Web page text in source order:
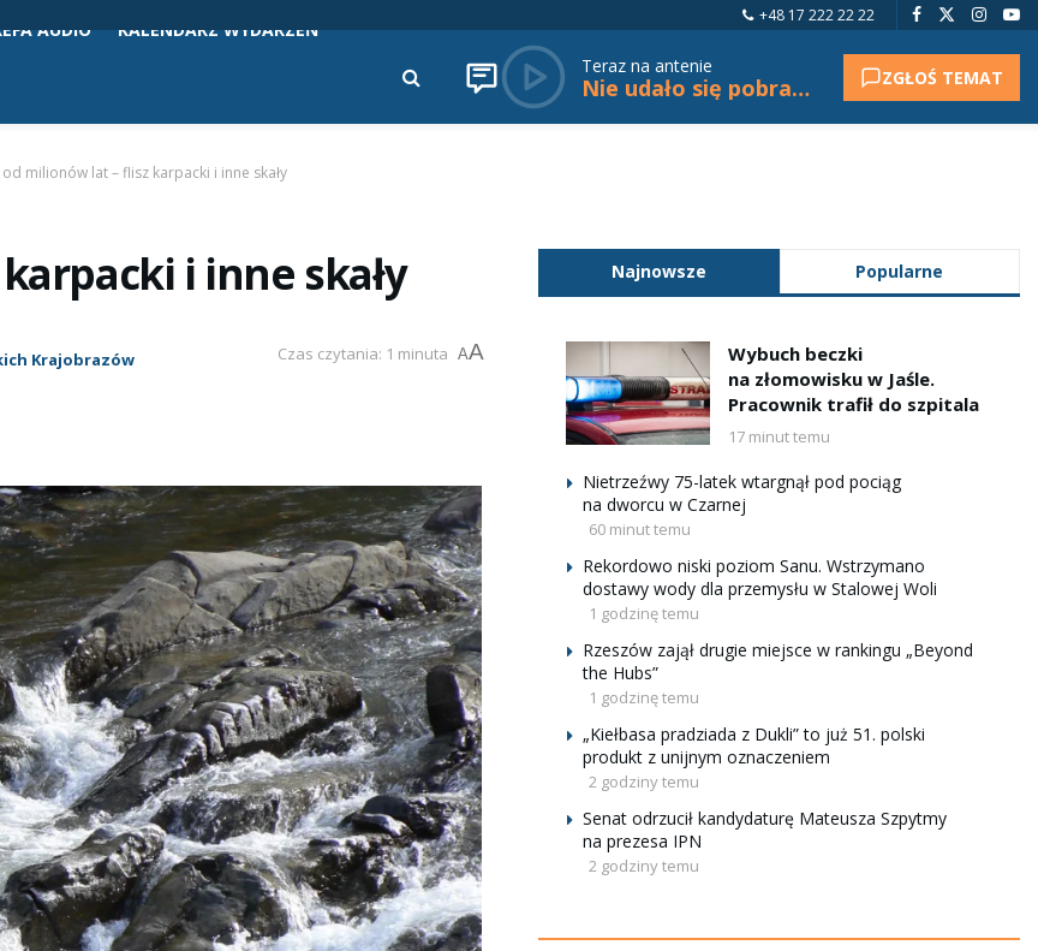
+48 17 222 22 22
AUDIO KALENDARZ WYDARZEŃ
Teraz na antenie
Nie udało się pobrać tytułu. ZGŁOŚ TEMAT
od milionów lat – flisz karpacki i inne skały
i inne skały
Krajobrazów Czas czytania: 1 minuta AA
Najnowsze Popularne
Wybuch beczki
na złomowisku w Jaśle.
Pracownik trafił do szpitala
17 minut temu
Nietrzeźwy 75-latek wtargnął pod pociąg
na dworcu w Czarnej
60 minut temu
Rekordowo niski poziom Sanu. Wstrzymano
dostawy wody dla przemysłu w Stalowej Woli
1 godzinę temu
Rzeszów zajął drugie miejsce w rankingu „Beyond
the Hubs”
1 godzinę temu
„Kiełbasa pradziada z Dukli” to już 51. polski
produkt z unijnym oznaczeniem
2 godziny temu
Senat odrzucił kandydaturę Mateusza Szpytmy
na prezesa IPN
2 godziny temu